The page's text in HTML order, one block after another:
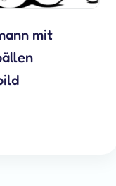
mit